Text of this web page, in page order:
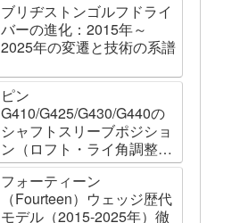
ブリヂストンゴルフドライ
バーの進化：2015年～
2025年の変遷と技術の系譜
ピン
G410/G425/G430/G440の
シャフトスリーブポジショ
ン（ロフト・ライ角調整機
能）について
フォーティーン
（Fourteen）ウェッジ歴代
モデル（2015-2025年）徹